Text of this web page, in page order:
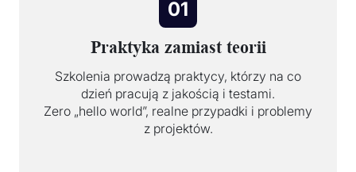
01
Praktyka zamiast teorii
Szkolenia prowadzą praktycy, którzy na co
dzień pracują z jakością i testami.
Zero „hello world”, realne przypadki i problemy
z projektów.